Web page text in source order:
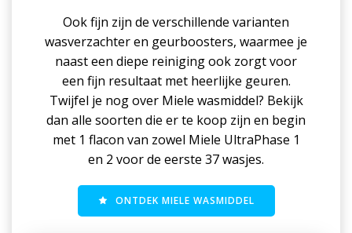
Ook fijn zijn de verschillende varianten
wasverzachter en geurboosters, waarmee je
naast een diepe reiniging ook zorgt voor
een fijn resultaat met heerlijke geuren.
Twijfel je nog over Miele wasmiddel? Bekijk
dan alle soorten die er te koop zijn en begin
met 1 flacon van zowel Miele UltraPhase 1
en 2 voor de eerste 37 wasjes.
ONTDEK MIELE WASMIDDEL